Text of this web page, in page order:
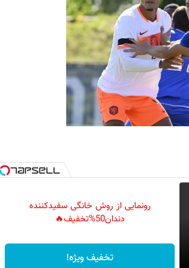
رونمایی از روش خانگی سفیدکننده
دندان50%تخفیف🔥
تخفیف ویژه!